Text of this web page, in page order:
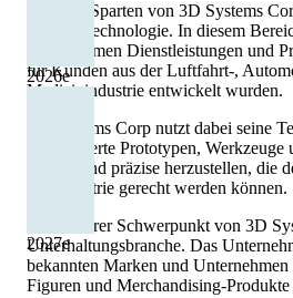
2026e
2027e
Eine der Sparten von 3D Systems
Industrietechnologie. In diesem
Unternehmen Dienstleistungen und
für Kunden aus der Luftfahrt-,
Medizinindustrie entwickelt wurden.
3D Systems Corp nutzt dabei seine
spezialisierte Prototypen,
schnell und präzise herzustellen, die
der Industrie gerecht werden können.
Ein weiterer Schwerpunkt von 3D
Unterhaltungsbranche. Das
bekannten Marken und
Figuren und Merchandising-Produkte